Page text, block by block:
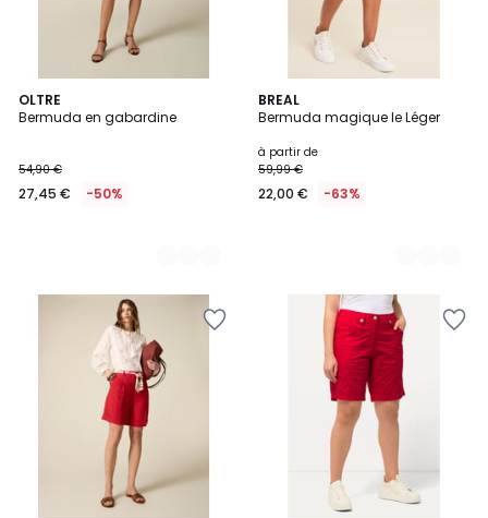
OLTRE
Bermuda en gabardine
54,90 €
27,45 € -50%
3
Couleurs
BREAL
Bermuda magique le Léger
à partir de
59,99 €
22,00 € -63%
4
Couleurs